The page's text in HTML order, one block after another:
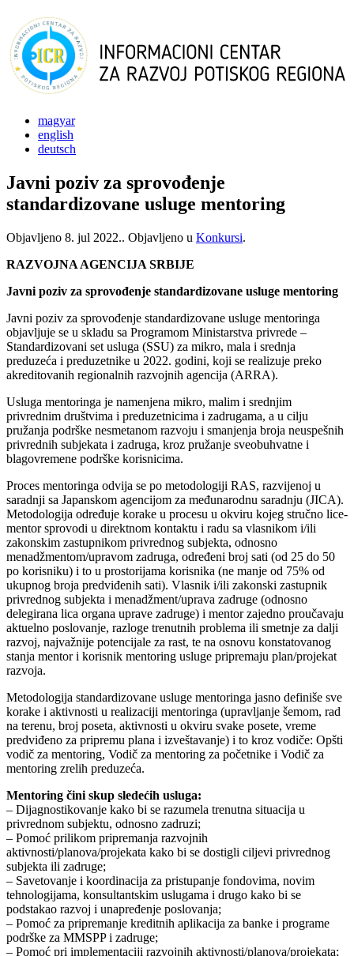
magyar
english
deutsch
Javni poziv za sprovođenje
standardizovane usluge mentoring
Objavljeno 8. jul 2022.. Objavljeno u Konkursi.
RAZVOJNA AGENCIJA SRBIJE
Javni poziv za sprovođenje standardizovane usluge mentoring
Javni poziv za sprovođenje standardizovane usluge mentoringa
objavljuje se u skladu sa Programom Ministarstva privrede –
Standardizovani set usluga (SSU) za mikro, mala i srednja
preduzeća i preduzetnike u 2022. godini, koji se realizuje preko
akreditovanih regionalnih razvojnih agencija (ARRA).
Usluga mentoringa je namenjena mikro, malim i srednjim
privrednim društvima i preduzetnicima i zadrugama, a u cilju
pružanja podrške nesmetanom razvoju i smanjenja broja neuspešnih
privrednih subjekata i zadruga, kroz pružanje sveobuhvatne i
blagovremene podrške korisnicima.
Proces mentoringa odvija se po metodologiji RAS, razvijenoj u
saradnji sa Japanskom agencijom za međunarodnu saradnju (JICA).
Metodologija određuje korake u procesu u okviru kojeg stručno lice-
mentor sprovodi u direktnom kontaktu i radu sa vlasnikom i/ili
zakonskim zastupnikom privrednog subjekta, odnosno
menadžmentom/upravom zadruga, određeni broj sati (od 25 do 50
po korisniku) i to u prostorijama korisnika (ne manje od 75% od
ukupnog broja predviđenih sati). Vlasnik i/ili zakonski zastupnik
privrednog subjekta i menadžment/uprava zadruge (odnosno
delegirana lica organa uprave zadruge) i mentor zajedno proučavaju
aktuelno poslovanje, razloge trenutnih problema ili smetnje za dalji
razvoj, najvažnije potencijale za rast, te na osnovu konstatovanog
stanja mentor i korisnik mentoring usluge pripremaju plan/projekat
razvoja.
Metodologija standardizovane usluge mentoringa jasno definiše sve
korake i aktivnosti u realizaciji mentoringa (upravljanje šemom, rad
na terenu, broj poseta, aktivnosti u okviru svake posete, vreme
predviđeno za pripremu plana i izveštavanje) i to kroz vodiče: Opšti
vodič za mentoring, Vodič za mentoring za početnike i Vodič za
mentoring zrelih preduzeća.
Mentoring čini skup sledećih usluga:
– Dijagnostikovanje kako bi se razumela trenutna situacija u
privrednom subjektu, odnosno zadruzi;
– Pomoć prilikom pripremanja razvojnih
aktivnosti/planova/projekata kako bi se dostigli ciljevi privrednog
subjekta ili zadruge;
– Savetovanje i koordinacija za pristupanje fondovima, novim
tehnologijama, konsultantskim uslugama i drugo kako bi se
podstakao razvoj i unapređenje poslovanja;
– Pomoć za pripremanje kreditnih aplikacija za banke i programe
podrške za MMSPP i zadruge;
– Pomoć pri implementaciji razvojnih aktivnosti/planova/projekata;